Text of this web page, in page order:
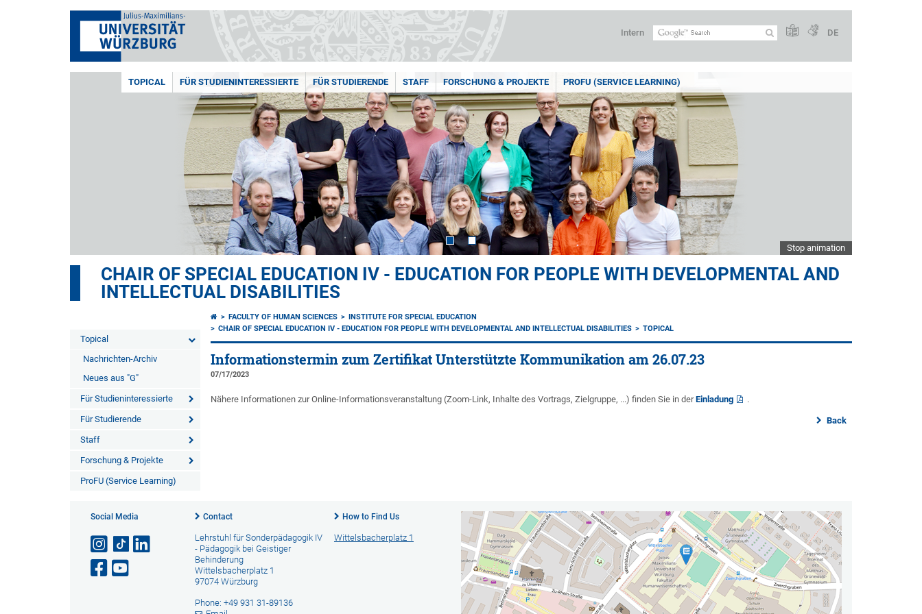
Intern DE
TOPICAL FÜR STUDIENINTERESSIERTE FÜR STUDIERENDE STAFF FORSCHUNG & PROJEKTE PROFU (SERVICE LEARNING)
Stop animation
CHAIR OF SPECIAL EDUCATION IV - EDUCATION FOR PEOPLE WITH DEVELOPMENTAL AND
INTELLECTUAL DISABILITIES
Topical
Nachrichten-Archiv
Neues aus "G"
Für Studieninteressierte
Für Studierende
Staff
Forschung & Projekte
ProFU (Service Learning)
FACULTY OF HUMAN SCIENCES
INSTITUTE FOR SPECIAL EDUCATION
CHAIR OF SPECIAL EDUCATION IV - EDUCATION FOR PEOPLE WITH DEVELOPMENTAL AND INTELLECTUAL DISABILITIES
TOPICAL
Informationstermin zum Zertifikat Unterstützte Kommunikation am 26.07.23
07/17/2023
Nähere Informationen zur Online-Informationsveranstaltung (Zoom-Link, Inhalte des Vortrags, Zielgruppe, ...) finden Sie in derEinladung .
Back
Social Media Contact
Lehrstuhl für Sonderpädagogik IV
- Pädagogik bei Geistiger
Behinderung
Wittelsbacherplatz 1
97074 Würzburg
Phone: +49 931 31-89136
How to Find Us
Wittelsbacherplatz 1